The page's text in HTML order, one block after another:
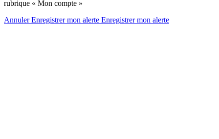
rubrique « Mon compte »
AnnulerEnregistrer mon alerte Enregistrermon alerte